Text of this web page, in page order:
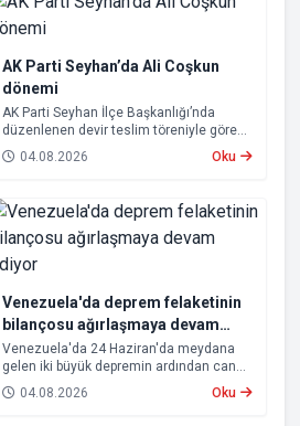
AK Parti Seyhan’da Ali Coşkun
dönemi
AK Parti Seyhan İlçe Başkanlığı’nda
düzenlenen devir teslim töreniyle görevi
devralan Ali Coşkun resmen görevine
başladı. Hizmet vurgusu yapan Coşkun,
metrekaresine sevdalı olmaktır” dedi.
04.08.2026 Oku
Venezuela'da deprem felaketinin
bilançosu ağırlaşmaya devam
ediyor
Venezuela'da 24 Haziran'da meydana
gelen iki büyük depremin ardından can
kaybı artmaya devam ediyor.
04.08.2026 Oku